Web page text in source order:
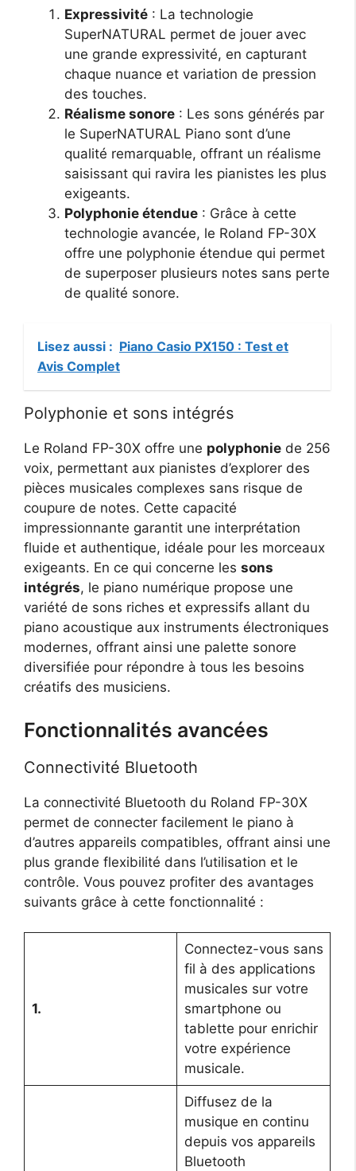
Expressivité : La technologie
SuperNATURAL permet de jouer avec
une grande expressivité, en capturant
chaque nuance et variation de pression
des touches.
Réalisme sonore : Les sons générés par
le SuperNATURAL Piano sont d’une
qualité remarquable, offrant un réalisme
saisissant qui ravira les pianistes les plus
exigeants.
Polyphonie étendue : Grâce à cette
technologie avancée, le Roland FP-30X
offre une polyphonie étendue qui permet
de superposer plusieurs notes sans perte
de qualité sonore.
Lisez aussi : Piano Casio PX150 : Test et
Avis Complet
Polyphonie et sons intégrés
Le Roland FP-30X offre une polyphonie de 256
voix, permettant aux pianistes d’explorer des
pièces musicales complexes sans risque de
coupure de notes. Cette capacité
impressionnante garantit une interprétation
fluide et authentique, idéale pour les morceaux
exigeants. En ce qui concerne les sons
intégrés, le piano numérique propose une
variété de sons riches et expressifs allant du
piano acoustique aux instruments électroniques
modernes, offrant ainsi une palette sonore
diversifiée pour répondre à tous les besoins
créatifs des musiciens.
Fonctionnalités avancées
Connectivité Bluetooth
La connectivité Bluetooth du Roland FP-30X
permet de connecter facilement le piano à
d’autres appareils compatibles, offrant ainsi une
plus grande flexibilité dans l’utilisation et le
contrôle. Vous pouvez profiter des avantages
suivants grâce à cette fonctionnalité :
1.
Connectez-vous sans
fil à des applications
musicales sur votre
smartphone ou
tablette pour enrichir
votre expérience
musicale.
Diffusez de la
musique en continu
depuis vos appareils
Bluetooth